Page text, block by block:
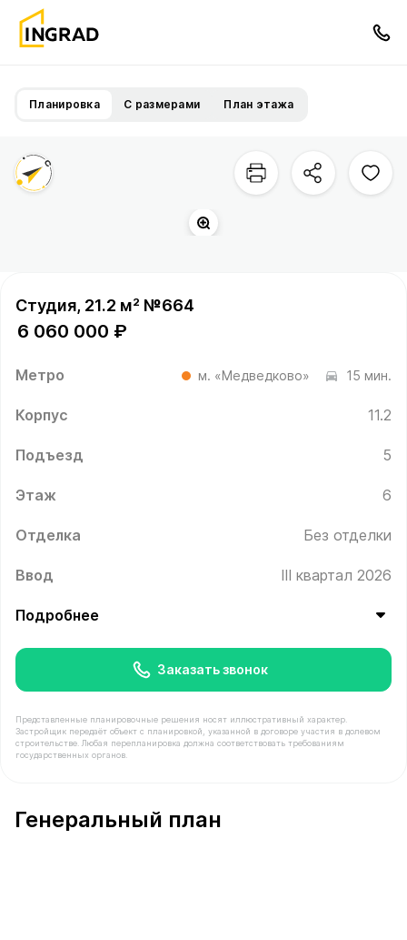
Планировка С размерами План этажа
Студия, 21.2 м² №664
6 060 000 ₽
Метро м. «Медведково» 15 мин.
Корпус 11.2
Подъезд 5
Этаж 6
Отделка Без отделки
Ввод III квартал 2026
Подробнее
Заказать звонок
Представленные планировочные решения носят иллюстративный характер.
Застройщик передаёт объект с планировкой, указанной в договоре участия в долевом
строительстве. Любая перепланировка должна соответствовать требованиям
государственных органов.
Генеральный план